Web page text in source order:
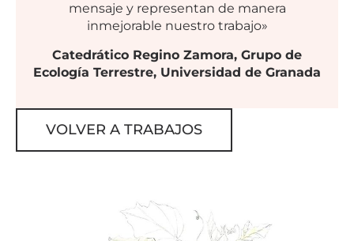
mensaje y representan de manera
inmejorable nuestro trabajo»
Catedrático Regino Zamora, Grupo de
Ecología Terrestre, Universidad de Granada
VOLVER A TRABAJOS